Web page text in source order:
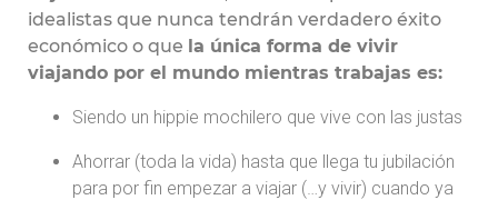
idealistas que nunca tendrán verdadero éxito
económico o que la única forma de vivir
viajando por el mundo mientras trabajas es:
Siendo un hippie mochilero que vive con las justas
Ahorrar (toda la vida) hasta que llega tu jubilación
para por fin empezar a viajar (…y vivir) cuando ya